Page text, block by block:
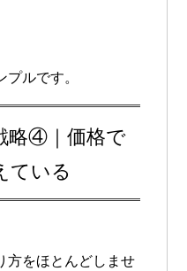
ルです。
略④｜価格で
ている
方をほとんどしませ